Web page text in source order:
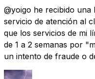
@yoigo he recibido una
servicio de atención al
que los servicios de mi
de 1 a 2 semanas por
un intento de fraude o